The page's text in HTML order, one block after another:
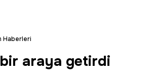
Haberleri
araya getirdi